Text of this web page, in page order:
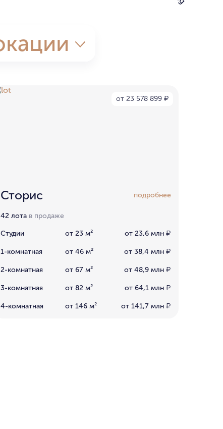
от 23 578 899 ₽
Сторис подробнее
42 лота в продаже
Студии от 23 м² от 23,6 млн ₽
1-комнатная от 46 м² от 38,4 млн ₽
2-комнатная от 67 м² от 48,9 млн ₽
3-комнатная от 82 м² от 64,1 млн ₽
4-комнатная от 146 м² от 141,7 млн ₽